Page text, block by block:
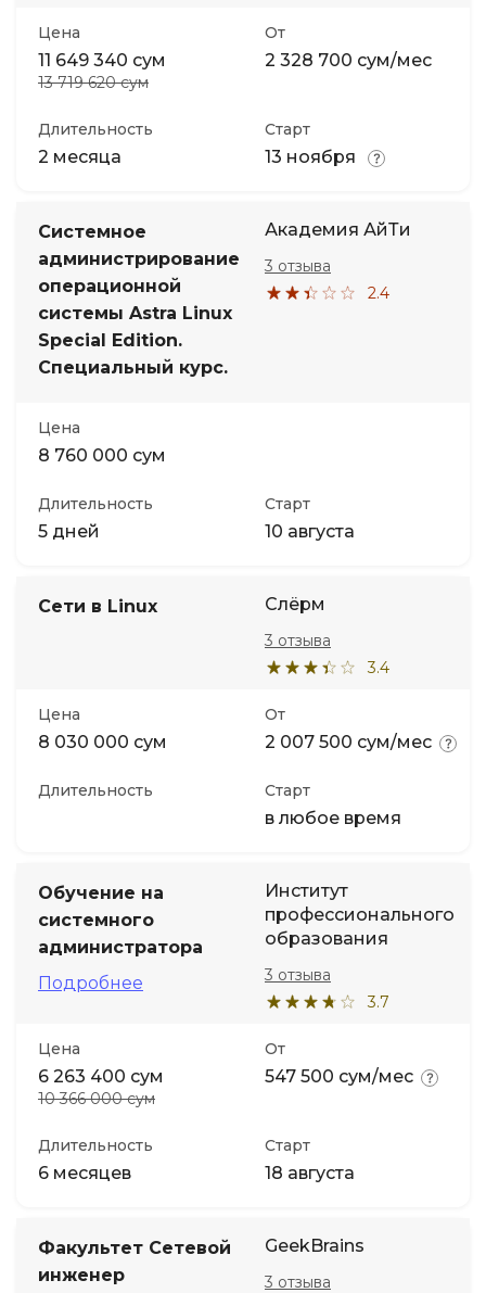
Цена
11 649 340 сум
13 719 620 сум
От
2 328 700 сум/мес
Длительность
2 месяца
Старт
13 ноября
Системное
администрирование
операционной
системы Astra Linux
Special Edition.
Специальный курс.
Академия АйТи
2.4
3 отзыва
Цена
8 760 000 сум
Длительность
5 дней
Старт
10 августа
Сети в Linux Слёрм
3.4
3 отзыва
Цена
8 030 000 сум
От
2 007 500 сум/мес
Длительность Старт
в любое время
Обучение на
системного
администратора
Подробнее
Институт
профессионального
образования
3.7
3 отзыва
Цена
6 263 400 сум
10 366 000 сум
От
547 500 сум/мес
Длительность
6 месяцев
Старт
18 августа
Факультет Сетевой
инженер
GeekBrains
3 отзыва